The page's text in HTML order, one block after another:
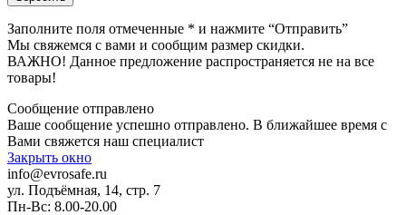
Заполните поля отмеченные * и нажмите “Отправить”
Мы свяжемся с вами и сообщим размер скидки.
ВАЖНО! Данное предложение распространяется не на все
товары!
Сообщение отправлено
Ваше сообщение успешно отправлено. В ближайшее время с
Вами свяжется наш специалист
Закрыть окно
info@evrosafe.ru
ул. Подъёмная, 14, стр. 7
Пн-Вс: 8.00-20.00